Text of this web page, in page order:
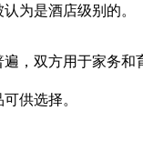
为是酒店级别的。
，双方用于家务和
供选择。